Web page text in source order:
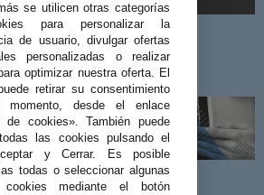
se utilicen otras categorías
para personalizar la
de usuario, divulgar ofertas
personalizadas o realizar
optimizar nuestra oferta. El
retirar su consentimiento
momento, desde el enlace
de cookies». También puede
las cookies pulsando el
y Cerrar. Es posible
todas o seleccionar algunas
mediante el botón